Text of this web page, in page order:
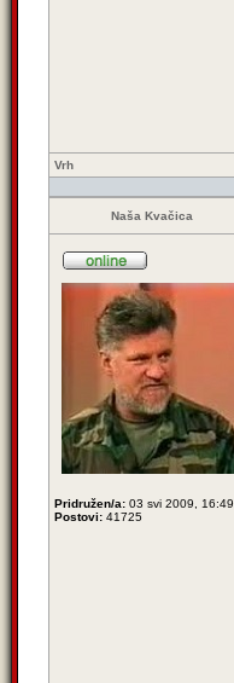
Vrh
Naša Kvačica
Pridružen/a: 03 svi 2009, 16:49
Postovi: 41725